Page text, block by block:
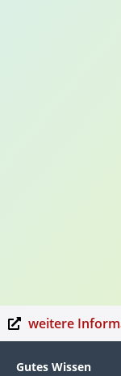
weitere
Gutes Wissen